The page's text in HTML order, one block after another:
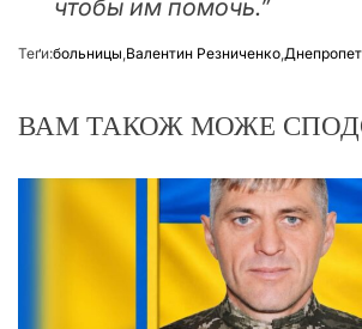
чтобы им помочь.”
Теґи:больницы Валентин Резниченко
ВАМ ТАКОЖ МОЖЕ